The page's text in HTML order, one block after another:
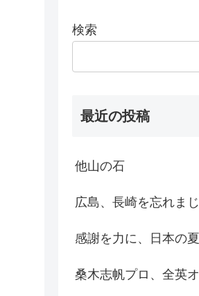
検索
最近の投稿
他山の石
広島、長崎を忘れまじ
感謝を力に、日本の夏
桑木志帆プロ、全英